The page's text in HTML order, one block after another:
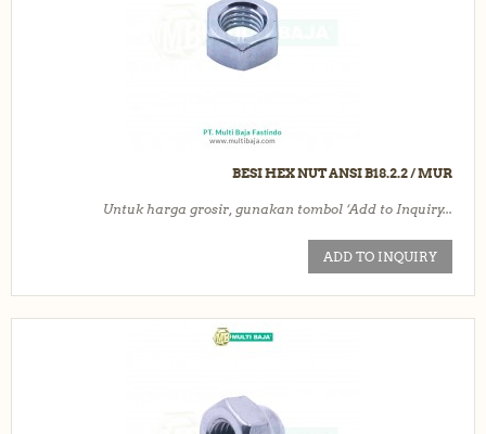
BESI HEX NUT ANSI B18.2.2 / MUR
Untuk harga grosir, gunakan tombol ‘Add to Inquiry...
ADD TO INQUIRY